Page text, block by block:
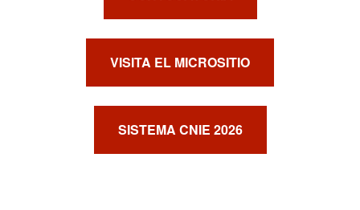
VISITA EL MICROSITIO
SISTEMA CNIE 2026